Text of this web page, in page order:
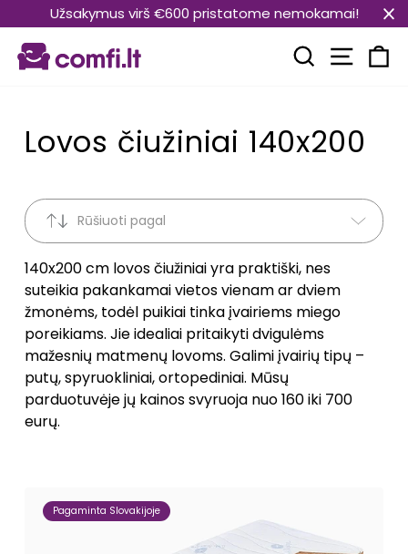
prie
turinio
Užsakymus virš €600 pristatome nemokamai!
Paieška
Lovos čiužiniai 140x200
Rūšiuoti pagal
140x200 cm lovos čiužiniai yra praktiški, nes
suteikia pakankamai vietos vienam ar dviem
žmonėms, todėl puikiai tinka įvairiems miego
poreikiams. Jie idealiai pritaikyti dvigulėms
mažesnių matmenų lovoms. Galimi įvairių tipų –
putų, spyruokliniai, ortopediniai. Mūsų
parduotuvėje jų kainos svyruoja nuo 160 iki 700
eurų.
Pagaminta Slovakijoje